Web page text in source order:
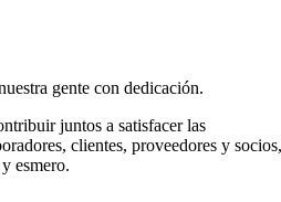
gente con dedicación.
juntos a satisfacer las
clientes, proveedores y socios,
esmero.